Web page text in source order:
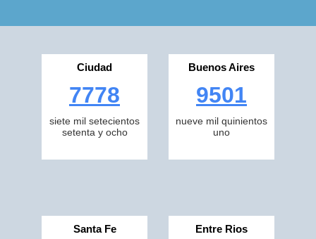
Ciudad
7778
siete mil setecientos
setenta y ocho
Buenos Aires
9501
nueve mil quinientos
uno
Santa Fe Entre Rios